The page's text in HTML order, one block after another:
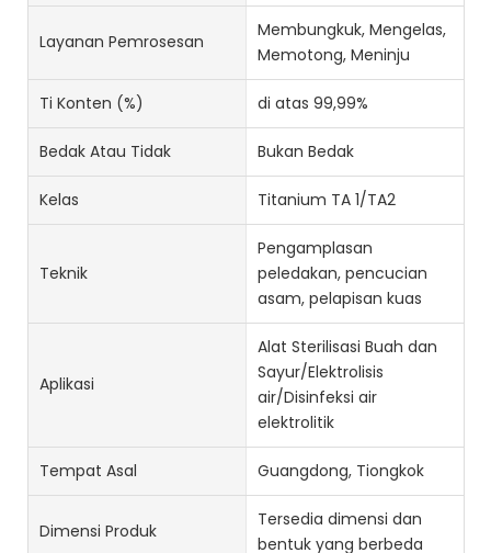
Layanan Pemrosesan
Membungkuk, Mengelas,
Memotong, Meninju
Ti Konten (%) di atas 99,99%
Bedak Atau Tidak Bukan Bedak
Kelas Titanium TA 1/TA2
Teknik
Pengamplasan
peledakan, pencucian
asam, pelapisan kuas
Aplikasi
Alat Sterilisasi Buah dan
Sayur/Elektrolisis
air/Disinfeksi air
elektrolitik
Tempat Asal Guangdong, Tiongkok
Dimensi Produk
Tersedia dimensi dan
bentuk yang berbeda